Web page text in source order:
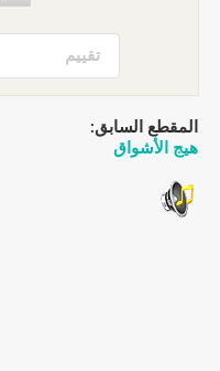
تقييم
المقطع السابق:
هيج الأشواق